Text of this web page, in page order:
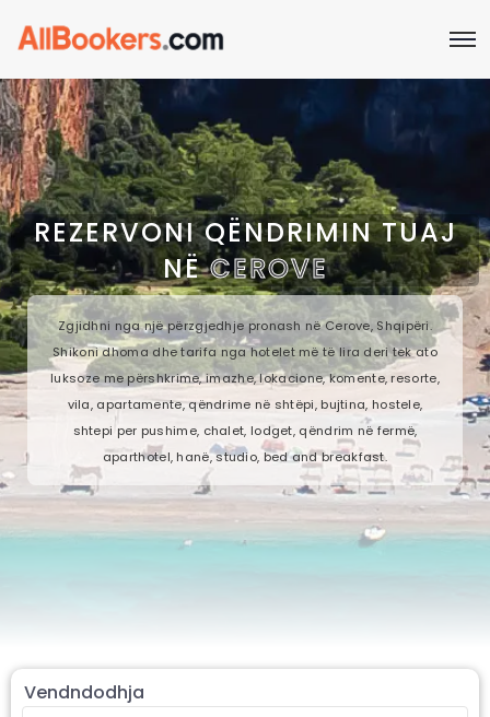
REZERVONI QËNDRIMIN TUAJ
NËCEROVE
Zgjidhni nga një përzgjedhje pronash në Cerove, Shqipëri.
Shikoni dhoma dhe tarifa nga hotelet më të lira deri tek ato
luksoze me përshkrime, imazhe, lokacione, komente, resorte,
vila, apartamente, qëndrime në shtëpi, bujtina, hostele,
shtepi per pushime, chalet, lodget, qëndrim në fermë,
aparthotel, hanë, studio, bed and breakfast.
Vendndodhja